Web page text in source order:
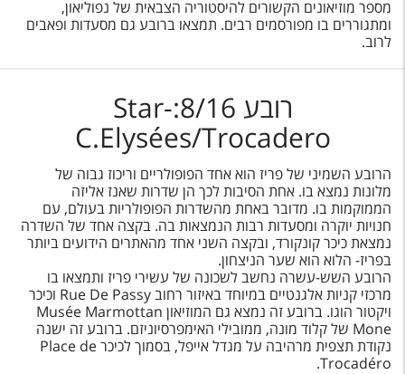
מספר מוזיאונים הקשורים להיסטוריה הצבאית של נפוליאון,
ומתגוררים בו מפורסמים רבים. תמצאו ברובע גם מסעדות ופאבים
לרוב.
רובע 8/16:Star-
C.Elysées/Trocadero
הרובע השמיני של פריז הוא אחד הפופולריים וריכוז גבוה של
מלונות נמצא בו. אחת הסיבות לכך הן שדרות שאנז אליזה
הממוקמות בו. מדובר באחת מהשדרות הפופולריות בעולם, עם
חנויות יוקרה ומסעדות רבות הנמצאות בה. בקצה אחד של השדרה
נמצאת כיכר קונקורד, ובקצה השני אחד מהאתרים הידועים ביותר
בפריז- הלוא הוא שער הניצחון.
הרובע השש-עשרה נחשב לשכונה של עשירי פריז ותמצאו בו
מרכזי קניות אלגנטיים במיוחד באיזור רחוב Rue De Passy וכיכר
ויקטור הוגו. ברובע זה נמצא גם המוזיאון Musée Marmottan
Mone של קלוד מונה, ממובילי האימפרסיוניזם. ברובע זה ישנה
נקודת תצפית מרהיבה על מגדל אייפל, בסמוך לכיכר Place de
Trocadéro.